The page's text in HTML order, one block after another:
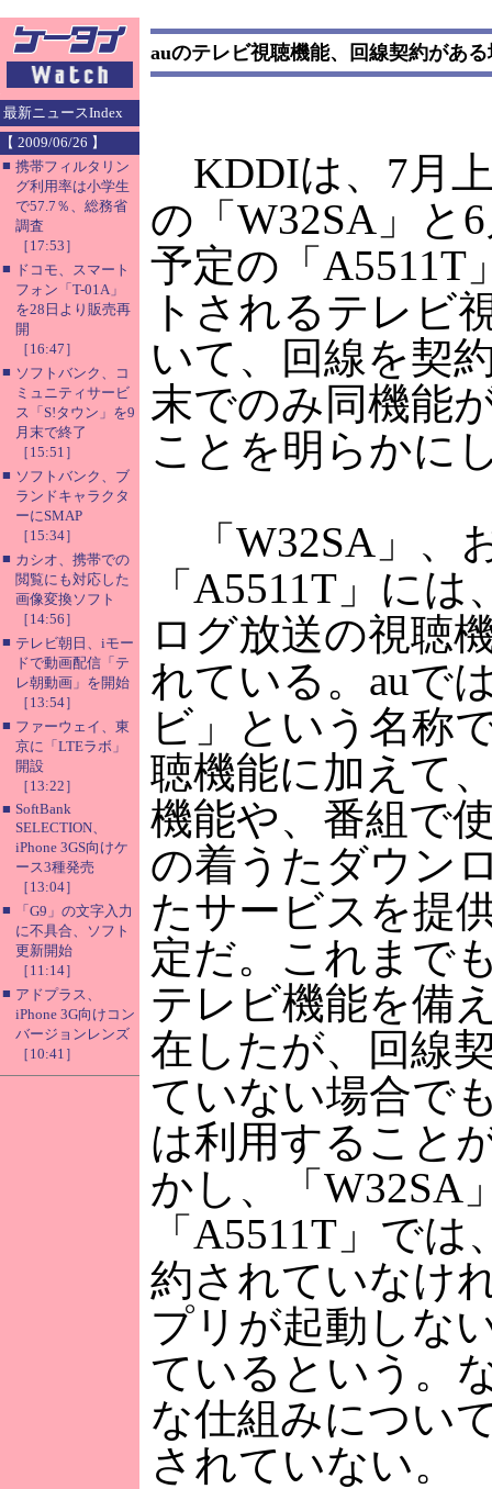
最新ニュースIndex
【 2009/06/26 】
■ 携帯フィルタリン
グ利用率は小学生
で57.7％、総務省
調査
［17:53］
■ ドコモ、スマート
フォン「T-01A」
を28日より販売再
開
［16:47］
■ ソフトバンク、コ
ミュニティサービ
ス「S!タウン」を9
月末で終了
［15:51］
■ ソフトバンク、ブ
ランドキャラクタ
ーにSMAP
［15:34］
■ カシオ、携帯での
閲覧にも対応した
画像変換ソフト
［14:56］
■ テレビ朝日、iモー
ドで動画配信「テ
レ朝動画」を開始
［13:54］
■ ファーウェイ、東
京に「LTEラボ」
開設
［13:22］
■ SoftBank
SELECTION、
iPhone 3GS向けケ
ース3種発売
［13:04］
■
「G9」の文字入力
に不具合、ソフト
更新開始
［11:14］
■ アドプラス、
iPhone 3G向けコン
バージョンレンズ
［10:41］
auのテレビ視聴機能、回線契約があ
KDDIは、7月
の「W32SA」と
予定の「A5511T
トされるテレビ
いて、回線を契
末でのみ同機能
ことを明らかに
「W32SA」、
「A5511T」に
ログ放送の視聴
れている。auで
ビ」という名称
聴機能に加えて
機能や、番組で
の着うたダウン
たサービスを提
定だ。これまで
テレビ機能を備
在したが、回線
ていない場合で
は利用すること
かし、「W32SA
「A5511T」で
約されていなけ
プリが起動しな
ているという。
な仕組みについ
されていない。